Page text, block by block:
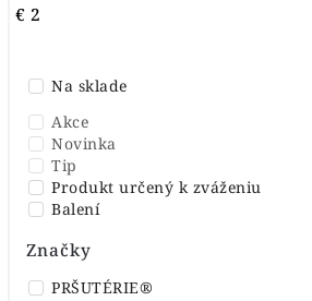
Abecedne
€ 2
Na sklade
Akce
Novinka
Tip
Produkt určený k zváženiu
Balení
Značky
PRŠUTÉRIE®